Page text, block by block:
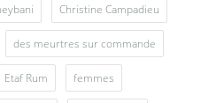
Christine Campadieu
des meurtres sur commande
Etaf Rum femmes